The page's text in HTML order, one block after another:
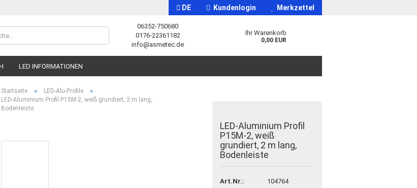
DE
Sprache auswählen
Kundenlogin Merkzettel
06352-750680
0176-22361182
info@asmetec.de
Ihr Warenkorb
0,00 EUR
LED INFORMATIONEN
Startseite » LED-Alu-Profile »
LED-Aluminium Profil P15M-2, weiß grundiert, 2 m lang,
Bodenleiste
LED-Aluminium Profil
P15M-2, weiß
grundiert, 2 m lang,
Bodenleiste
Art.Nr.:
104764